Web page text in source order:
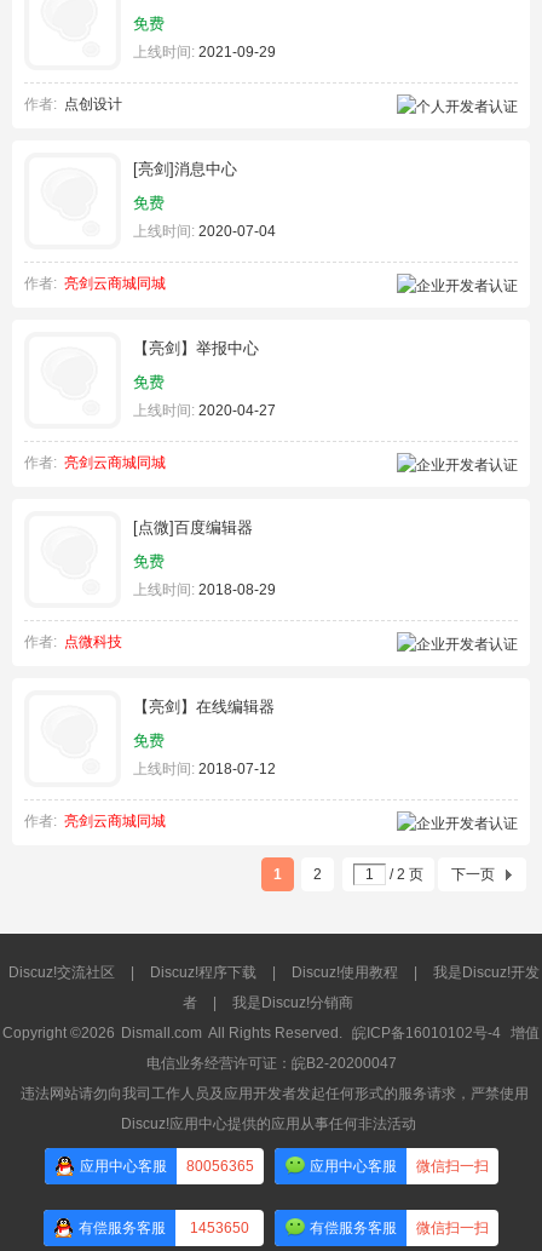
免费
上线时间: 2021-09-29
作者: 点创设计
[亮剑]消息中心
免费
上线时间: 2020-07-04
作者: 亮剑云商城同城
【亮剑】举报中心
免费
上线时间: 2020-04-27
作者: 亮剑云商城同城
[点微]百度编辑器
免费
上线时间: 2018-08-29
作者: 点微科技
【亮剑】在线编辑器
免费
上线时间: 2018-07-12
作者: 亮剑云商城同城
1 2 / 2 页 下一页
Discuz!交流社区 Discuz!程序下载 Discuz!使用教程
我是Discuz!开发
者
我是Discuz!分销商
Copyright ©2026 Dismall.com All Rights Reserved. 皖ICP备16010102号-4 增值
电信业务经营许可证：皖B2-20200047
违法网站请勿向我司工作人员及应用开发者发起任何形式的服务请求，严禁使用
Discuz!应用中心提供的应用从事任何非法活动
应用中心客服 80056365 应用中心客服 微信扫一扫
有偿服务客服 1453650 有偿服务客服 微信扫一扫